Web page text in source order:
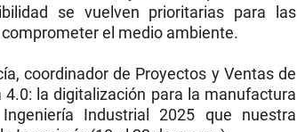
se vuelven prioritarias para las
el medio ambiente.
coordinador de Proyectos y Ventas de
la digitalización para la manufactura
Industrial 2025 que nuestra